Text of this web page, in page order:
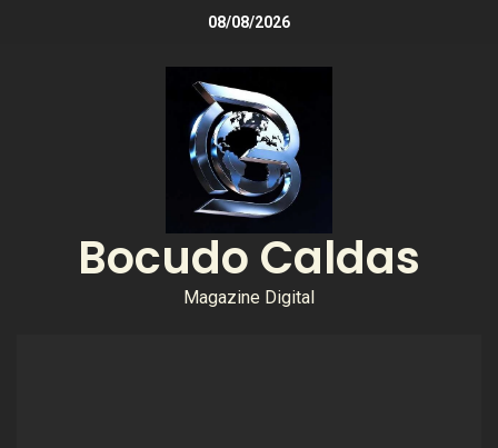
08/08/2026
Bocudo Caldas
Magazine Digital